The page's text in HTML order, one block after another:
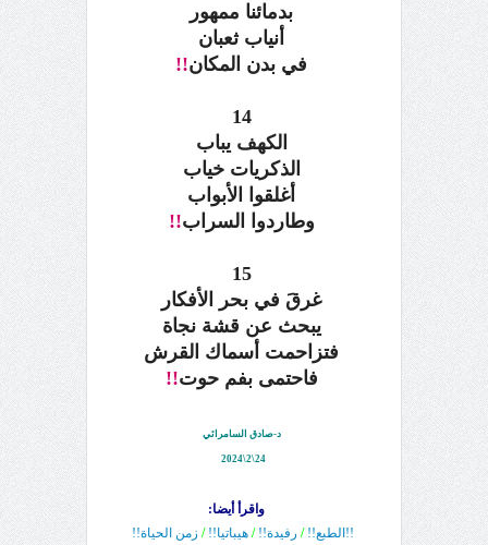
بدمائنا ممهور
أنياب ثعبان
في بدن المكان!!
14
الكهف يباب
الذكريات خياب
أغلقوا الأبواب
وطاردوا السراب!!
15
غرقَ في بحر الأفكار
يبحث عن قشة نجاة
فتزاحمت أسماك القرش
فاحتمى بفم حوت!!
د-صادق السامرائي
24\2\2024
واقرأ أيضا:
!!الطبع!! / رفيدة!! / هيباتيا!! / زمن الحياة!!